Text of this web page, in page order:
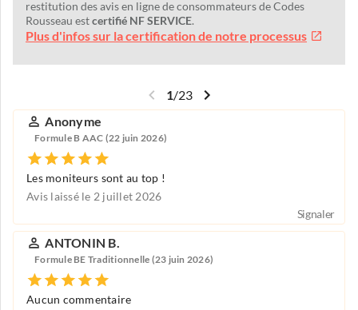
restitution des avis en ligne de consommateurs de Codes
Rousseau estcertifié NF SERVICE.
Plus d'infos sur la certification de notre processus
1/23
Anonyme
Formule B AAC (22 juin 2026)
Les moniteurs sont au top !
Avis laissé le 2 juillet 2026
Signaler
ANTONIN B.
Formule BE Traditionnelle (23 juin 2026)
Aucun commentaire